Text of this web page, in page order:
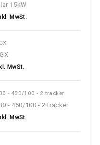
15kW
MwSt.
MwSt.
- 450/100 - 2 tracker
MwSt.